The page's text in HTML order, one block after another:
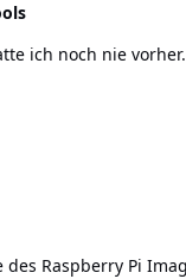
sudo apt --fix-broken install Hmm, das hatte ich noch nie vorher.